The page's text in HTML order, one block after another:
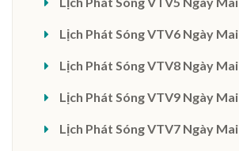
Lịch Phát Sóng VTV6 Ngày Mai
Lịch Phát Sóng VTV8 Ngày Mai
Lịch Phát Sóng VTV9 Ngày Mai
Lịch Phát Sóng VTV7 Ngày Mai